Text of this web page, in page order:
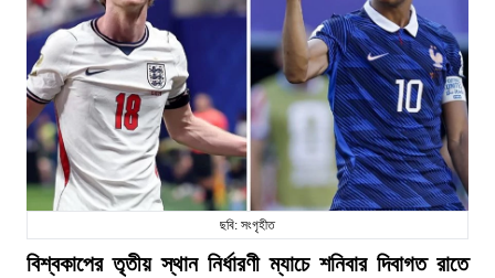
ছবি: সংগৃহীত
বিশ্বকাপের তৃতীয় স্থান নির্ধারণী ম্যাচে শনিবার দিবাগত রাতে